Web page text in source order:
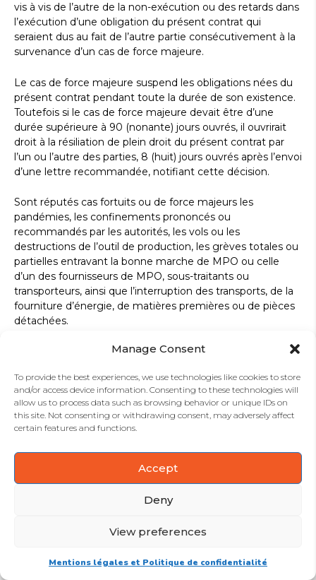
Manage Consent
To provide the best experiences, we use technologies like cookies to store
and/or access device information. Consenting to these technologies will
allow us to process data such as browsing behavior or unique IDs on
this site. Not consenting or withdrawing consent, may adversely affect
certain features and functions.
Accept
Deny
View preferences
Mentions légales et Politique de confidentialité
vis à vis de l’autre de la non-exécution ou des retards dans
l’exécution d’une obligation du présent contrat qui
seraient dus au fait de l’autre partie consécutivement à la
survenance d’un cas de force majeure.
Le cas de force majeure suspend les obligations nées du
présent contrat pendant toute la durée de son existence.
Toutefois si le cas de force majeure devait être d’une
durée supérieure à 90 (nonante) jours ouvrés, il ouvrirait
droit à la résiliation de plein droit du présent contrat par
l’un ou l’autre des parties, 8 (huit) jours ouvrés après l’envoi
d’une lettre recommandée, notifiant cette décision.
Sont réputés cas fortuits ou de force majeurs les
pandémies, les confinements prononcés ou
recommandés par les autorités, les vols ou les
destructions de l’outil de production, les grèves totales ou
partielles entravant la bonne marche de MPO ou celle
d’un des fournisseurs de MPO, sous-traitants ou
transporteurs, ainsi que l’interruption des transports, de la
fourniture d’énergie, de matières premières ou de pièces
détachées.
Article 19 – Dispositions diverses
Si l’une quelconque des clauses des présentes conditions
générales s’avère non valable ou inopposable en vertu
d’une loi ou d’un règlement ou à la suite d’une décision
administrative compétente, cette clause sera réputée non
écrite et le reste du contrat conservera son plein effet.
Les présentes CGV annulent et remplacent toutes les